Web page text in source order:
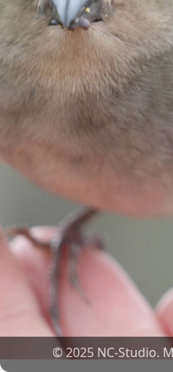
© 2025 NC-Studio.